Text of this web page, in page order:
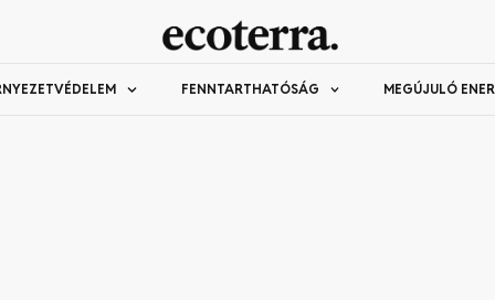
FENNTARTHATÓSÁG MEGÚJULÓ